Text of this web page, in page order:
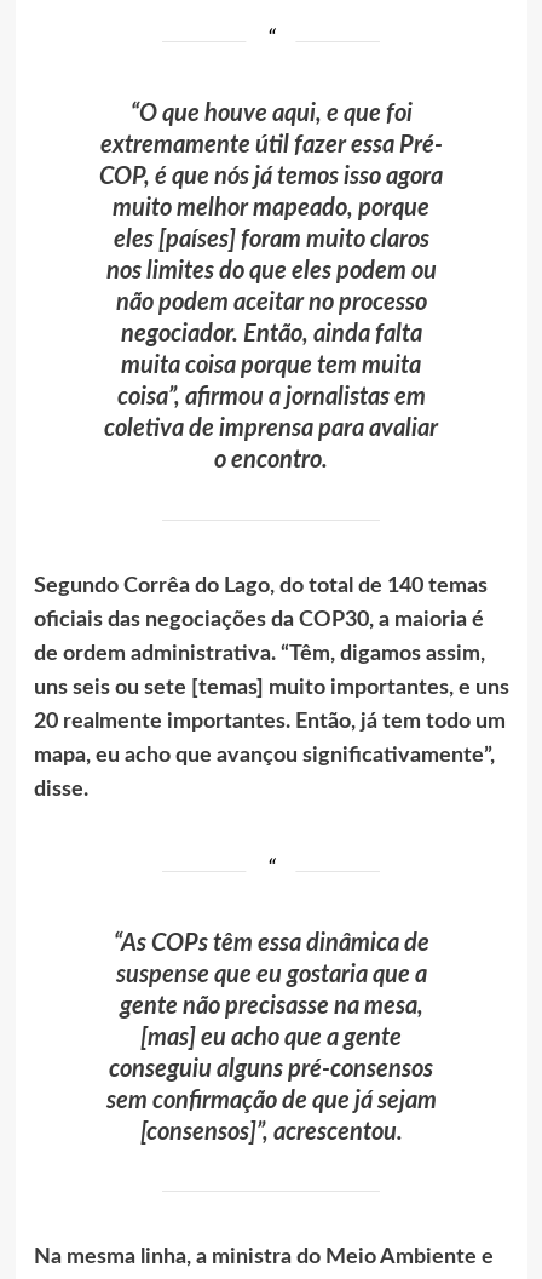
“O que houve aqui, e que foi
extremamente útil fazer essa Pré-
COP, é que nós já temos isso agora
muito melhor mapeado, porque
eles [países] foram muito claros
nos limites do que eles podem ou
não podem aceitar no processo
negociador. Então, ainda falta
muita coisa porque tem muita
coisa”, afirmou a jornalistas em
coletiva de imprensa para avaliar
o encontro.
Segundo Corrêa do Lago, do total de 140 temas
oficiais das negociações da COP30, a maioria é
de ordem administrativa. “Têm, digamos assim,
uns seis ou sete [temas] muito importantes, e uns
20 realmente importantes. Então, já tem todo um
mapa, eu acho que avançou significativamente”,
disse.
“As COPs têm essa dinâmica de
suspense que eu gostaria que a
gente não precisasse na mesa,
[mas] eu acho que a gente
conseguiu alguns pré-consensos
sem confirmação de que já sejam
[consensos]”, acrescentou.
Na mesma linha, a ministra do Meio Ambiente e